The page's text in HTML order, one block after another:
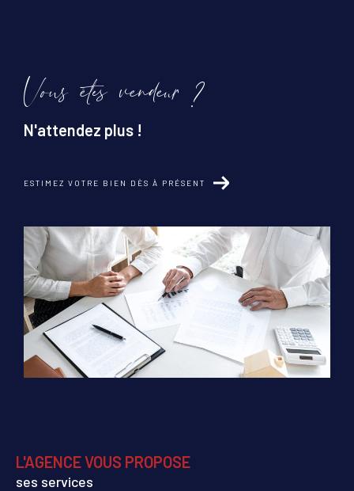
Vous êtes vendeur ?
N'attendez plus !
ESTIMEZ VOTRE BIEN DÈS À PRÉSENT
L'AGENCE VOUS PROPOSE
ses services